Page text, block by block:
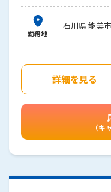
勤務地
石川県 能美
詳細を見る
（キ